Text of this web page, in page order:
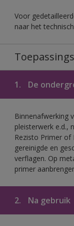
Voor
naar het
1. De
Binnenafwerking
pleisterwerk e.d.,
Rezisto Primer of
gereinigde en
verflagen. Op
primer
2. Na gebruik